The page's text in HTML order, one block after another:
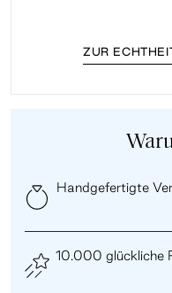
ZUR
Handgefertigte
10.000 glückliche